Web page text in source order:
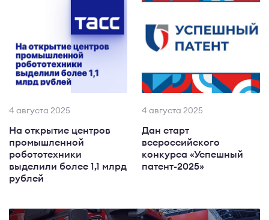
4 августа 2025
На открытие центров
промышленной
робототехники
выделили более 1,1 млрд
рублей
4 августа 2025
Дан старт
всероссийского
конкурса «Успешный
патент-2025»